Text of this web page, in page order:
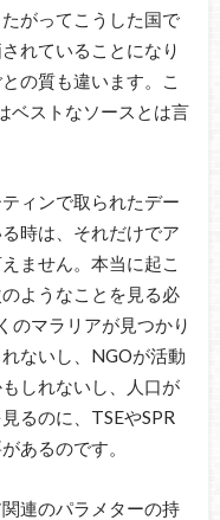
がってこうした国で
れていることになり
の質も違います。こ
ベストなソースとは言
ィンで取られたデー
時は、それだけでア
ません。本当に起こ
ようなことを見る必
のマラリアが見つかり
ないし、NGOが活動
しれないし、人口が
るのに、TSEやSPR
あるのです。
連のパラメターの持